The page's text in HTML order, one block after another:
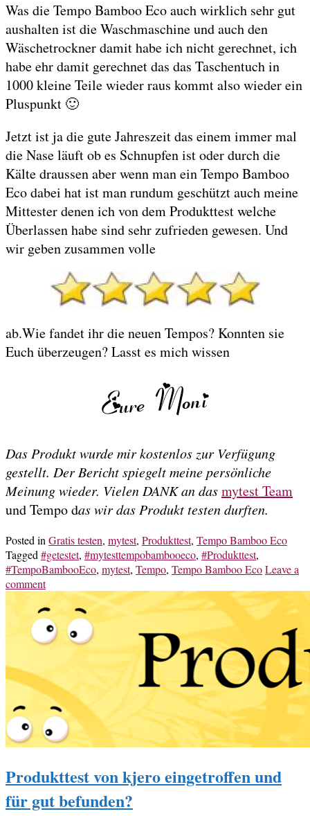
Was die Tempo Bamboo Eco auch wirklich sehr gut
aushalten ist die Waschmaschine und auch den
Wäschetrockner damit habe ich nicht gerechnet, ich
habe ehr damit gerechnet das das Taschentuch in
1000 kleine Teile wieder raus kommt also wieder ein
Pluspunkt 🙂
Jetzt ist ja die gute Jahreszeit das einem immer mal
die Nase läuft ob es Schnupfen ist oder durch die
Kälte draussen aber wenn man ein Tempo Bamboo
Eco dabei hat ist man rundum geschützt auch meine
Mittester denen ich von dem Produkttest welche
Überlassen habe sind sehr zufrieden gewesen. Und
wir geben zusammen volle
ab.Wie fandet ihr die neuen Tempos? Konnten sie
Euch überzeugen? Lasst es mich wissen
Das Produkt wurde mir kostenlos zur Verfügung
gestellt. Der Bericht spiegelt meine persönliche
Meinung wieder. Vielen DANK an dasmytest Team
und Tempo das wir das Produkt testen durften.
Posted in Gratis testen, mytest, Produkttest, Tempo Bamboo Eco
Tagged #getestet, #mytesttempobambooeco, #Produkttest,
#TempoBambooEco, mytest, Tempo, Tempo Bamboo EcoLeave a
comment
Produkttest von kjero eingetroffen und
für gut befunden?